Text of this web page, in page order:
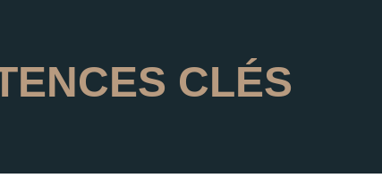
CLÉS